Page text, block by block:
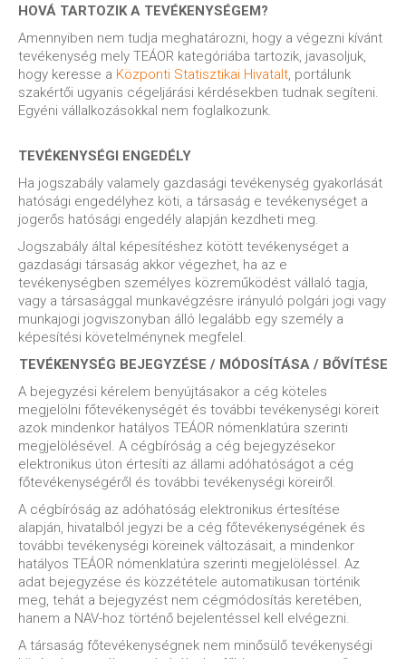
HOVÁ TARTOZIK A TEVÉKENYSÉGEM?
Amennyiben nem tudja meghatározni, hogy a végezni kívánt
tevékenység mely TEÁOR kategóriába tartozik, javasoljuk,
hogy keresse a Központi Statisztikai Hivatalt , portálunk
szakértői ugyanis cégeljárási kérdésekben tudnak segíteni.
Egyéni vállalkozásokkal nem foglalkozunk.
TEVÉKENYSÉGI ENGEDÉLY
Ha jogszabály valamely gazdasági tevékenység gyakorlását
hatósági engedélyhez köti, a társaság e tevékenységet a
jogerős hatósági engedély alapján kezdheti meg.
Jogszabály által képesítéshez kötött tevékenységet a
gazdasági társaság akkor végezhet, ha az e
tevékenységben személyes közreműködést vállaló tagja,
vagy a társasággal munkavégzésre irányuló polgári jogi vagy
munkajogi jogviszonyban álló legalább egy személy a
képesítési követelménynek megfelel.
TEVÉKENYSÉG BEJEGYZÉSE / MÓDOSÍTÁSA / BŐVÍTÉSE
A bejegyzési kérelem benyújtásakor a cég köteles
megjelölni főtevékenységét és további tevékenységi köreit
azok mindenkor hatályos TEÁOR nómenklatúra szerinti
megjelölésével. A cégbíróság a cég bejegyzésekor
elektronikus úton értesíti az állami adóhatóságot a cég
főtevékenységéről és további tevékenységi köreiről.
A cégbíróság az adóhatóság elektronikus értesítése
alapján, hivatalból jegyzi be a cég főtevékenységének és
további tevékenységi köreinek változásait, a mindenkor
hatályos TEÁOR nómenklatúra szerinti megjelöléssel. Az
adat bejegyzése és közzététele automatikusan történik
meg, tehát a bejegyzést nem cégmódosítás keretében,
hanem a NAV-hoz történő bejelentéssel kell elvégezni.
A társaság főtevékenységnek nem minősülő tevékenységi